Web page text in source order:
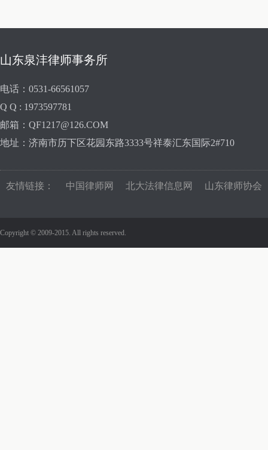
山东泉沣律师事务所
电话：0531-66561057
Q Q : 1973597781
邮箱：QF1217@126.COM
地址：济南市历下区花园东路3333号祥泰汇东国际2#710
友情链接： 中国律师网 北大法律信息网 山东律师协会
Copyright © 2009-2015. All rights reserved.